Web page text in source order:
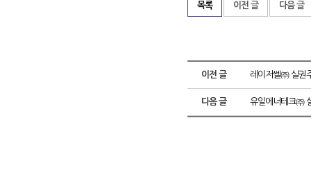
목록 이전 글 다음 글
이전 글 레이저쎌㈜ 실권
다음 글 유일에너테크㈜